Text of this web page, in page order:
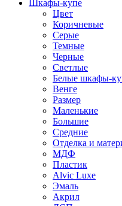
Шкафы-купе
Цвет
Коричневые
Серые
Темные
Черные
Светлые
Белые шкафы-
Венге
Размер
Маленькие
Большие
Средние
Отделка и
МДФ
Пластик
Alvic Luxe
Эмаль
Акрил